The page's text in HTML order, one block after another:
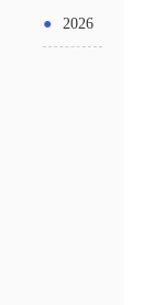
申报要
支持科
务培育
● 2026